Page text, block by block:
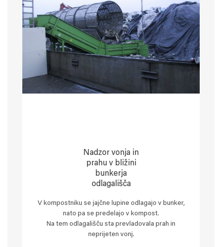
Nadzor vonja in
prahu v bližini
bunkerja
odlagališča
V kompostniku se jajčne lupine odlagajo v bunker,
nato pa se predelajo v kompost.
Na tem odlagališču sta prevladovala prah in
neprijeten vonj.